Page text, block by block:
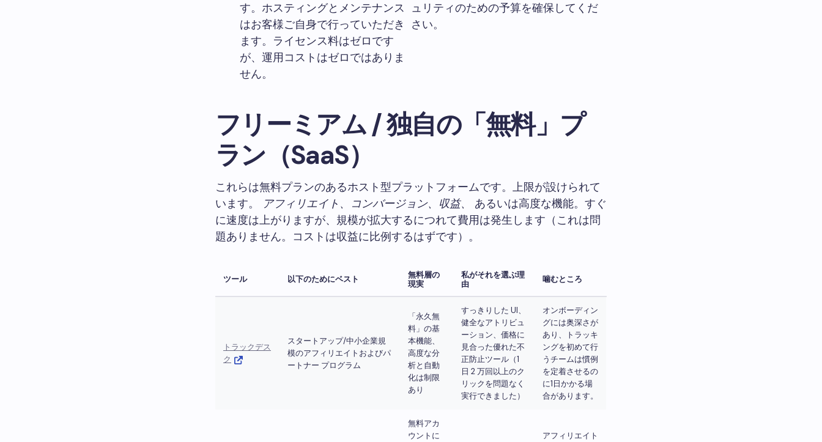
す。ホスティングとメンテナンス
はお客様ご自身で行っていただき
ます。ライセンス料はゼロです
が、運用コストはゼロではありま
せん。
ュリティのための予算を確保してくだ
さい。
フリーミアム / 独自の「無料」プ
ラン（SaaS）
これらは無料プランのあるホスト型プラットフォームです。上限が設けられて
います。
アフィリエイト、コンバージョン、収益、
あるいは高度な機能。すぐ
に速度は上がりますが、規模が拡大するにつれて費用は発生します（これは問
題ありません。コストは収益に比例するはずです）。
ツール 以下のためにベスト
無料層の
現実
私がそれを選ぶ理
由
噛むところ
トラックデス
ク
スタートアップ/中小企業規
模のアフィリエイトおよびパ
ートナー プログラム
「永久無
料」の基
本機能、
高度な分
析と自動
化は制限
あり
すっきりした UI、
健全なアトリビュ
ーション、価格に
見合った優れた不
正防止ツール（1
日 2 万回以上のク
リックを問題なく
実行できました）
オンボーディン
グには奥深さが
あり、トラッキ
ングを初めて行
うチームは慣例
を定着させるの
に1日かかる場
合があります。
無料アカ
ウントに
アフィリエイト